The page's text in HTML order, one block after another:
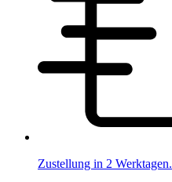
Zustellung in 2 Werktagen.